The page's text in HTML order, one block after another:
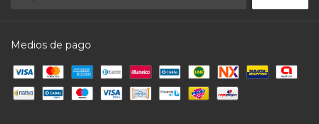
Medios de pago